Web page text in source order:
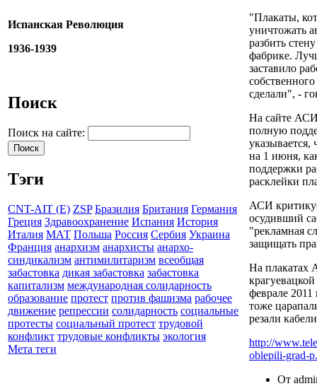
Испанская Революция
1936-1939
Поиск
Поиск на сайте:
Тэги
CNT-AIT (E) ZSP Бразилия Британия Германия
Греция Здравоохранение Испания История
Италия МАТ Польша Россия Сербия Украина
Франция анархизм анархисты анархо-
синдикализм антимилитаризм всеобщая
забастовка дикая забастовка забастовка
капитализм международная солидарность
образование протест против фашизма рабочее
движение репрессии солидарность социальные
протесты социальный протест трудовой
конфликт трудовые конфликты экология
Мета теги
"Плакаты,
уничтожать
разбить
фабрике.
заставило
сделали", -
На сайте АСИ
полную
указывается,
на 1 июня,
поддержки
расклейки
АСИ
осудивший
"рекламная
защищать
На плакатах
феврале
тоже
резали
http://
oblepili-grad-
От